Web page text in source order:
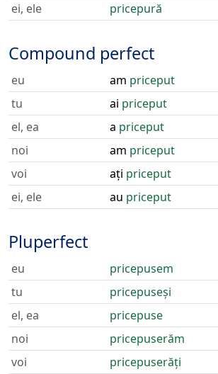
ei, ele
pricepură
Compound perfect
eu am priceput
tu
ai priceput
el, ea
a priceput
noi
am priceput
voi
ați priceput
ei, ele
au priceput
Pluperfect
eu
pricepusem
tu
pricepuseși
el, ea
pricepuse
noi
pricepuserăm
voi
pricepuserăți